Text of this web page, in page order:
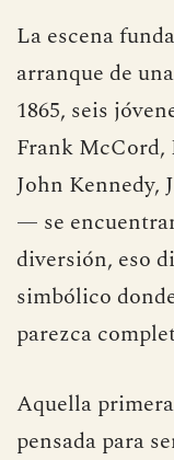
La escena
arranque de
1865, seis
Frank McCord,
John Kennedy,
— se
diversión, eso
simbólico
parezca
Aquella
pensada para